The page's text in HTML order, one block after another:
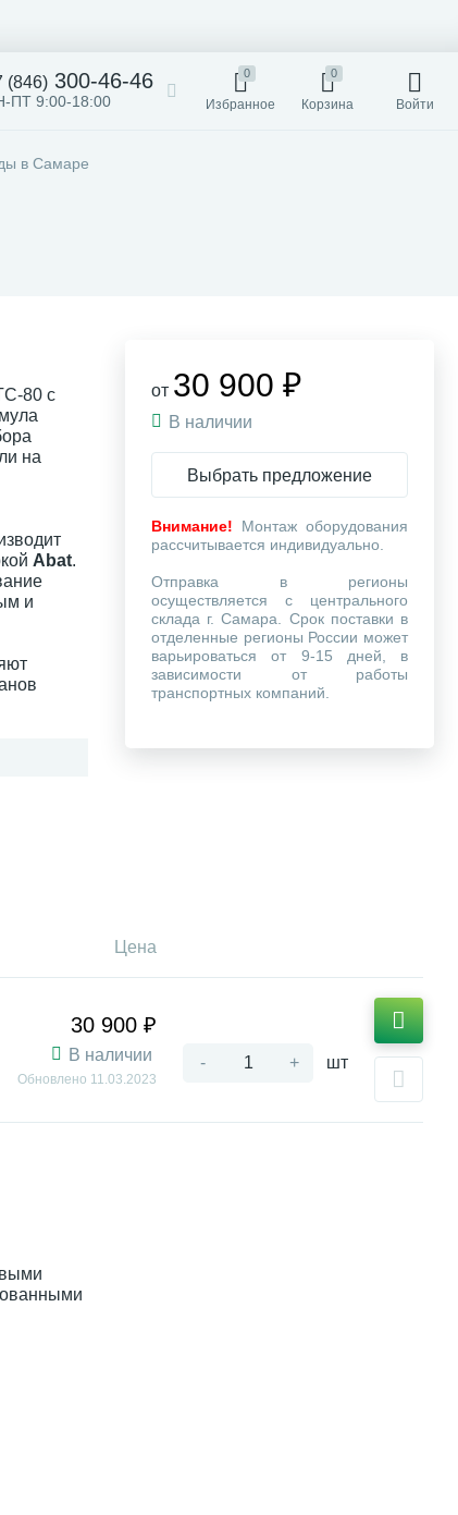
(846) 300-46-46
ПТ 9:00-18:00
0
Избранное
0
Корзина Войти
в Самаре
80 с
на
Abat.
и
Цена
30 900 ₽
В наличии
Обновлено 11.03.2023
- + шт
от 30 900 ₽
В наличии
Выбрать предложение
Внимание! Монтаж оборудования
рассчитывается индивидуально.
Отправка в регионы
осуществляется с центрального
склада г. Самара. Срок поставки в
отделенные регионы России может
варьироваться от 9-15 дней, в
зависимости от работы
транспортных компаний.